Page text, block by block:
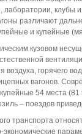
клубы
различают
и купейные
кузовом
воздуха, горячего
вагонов.
54 места
– поездов
транспорта